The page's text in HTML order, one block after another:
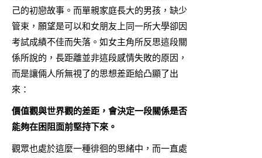
己的初戀故事。而單親家庭長大的男孩，缺少
管束，願望是可以和女朋友上同一所大學卻因
考試成績不佳而失落。如女主角所反思這段關
係所說的，長距離並非這段感情失敗的原因，
而是讓倆人所無視了的思想差距給凸顯了出
來：
價值觀與世界觀的差距，會決定一段關係是否
能夠在困阻面前堅持下來。
觀眾也處於這麼一種徘徊的思緒中，而一直處